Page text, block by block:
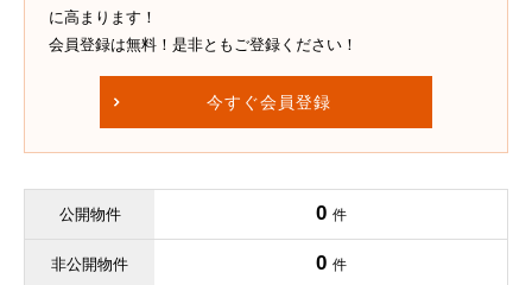
に高まります！
会員登録は無料！是非ともご登録ください！
今すぐ会員登録
公開物件 0 件
非公開物件 0 件